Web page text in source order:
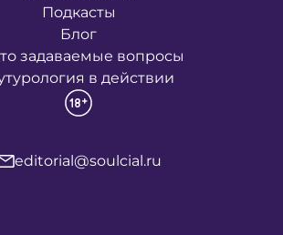
Подкасты
Блог
задаваемые вопросы
в действии
editorial@soulcial.ru